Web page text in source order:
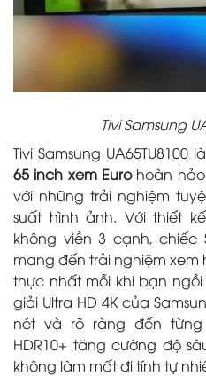
Tivi Samsung
Tivi Samsung
65 inch xem Eurohoàn hảo
với những trải nghiệm
suất hình ảnh. Với thiết
không viền 3 cạnh, chiếc
mang đến trải nghiệm
thực nhất mỗi khi bạn
giải Ultra HD 4K của
nét và rõ ràng đến
HDR10+ tăng cường độ
không làm mất đi tính tự